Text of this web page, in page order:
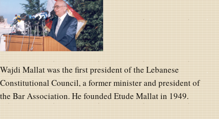
Wajdi Mallat was the first president of the Lebanese
Constitutional Council, a former minister and president of
the Bar Association. He founded Etude Mallat in 1949.